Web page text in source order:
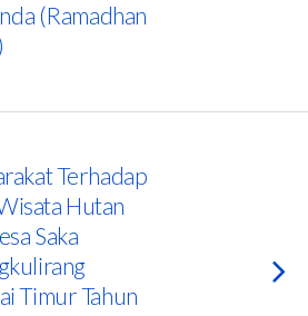
(Ramadhan
Terhadap
Hutan
Saka
Timur Tahun